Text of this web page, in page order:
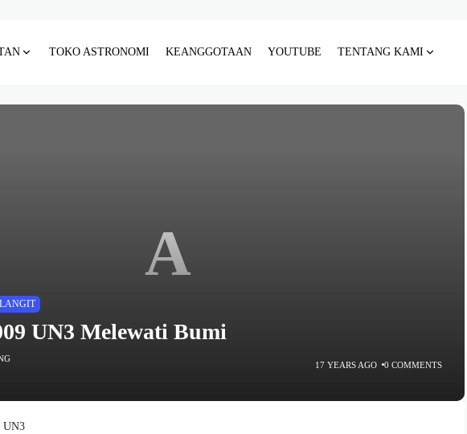
TOKO ASTRONOMI KEANGGOTAAN YOUTUBE TENTANG KAMI
A
UN3 Melewati Bumi
17 YEARS AGO 0 COMMENTS
UN3